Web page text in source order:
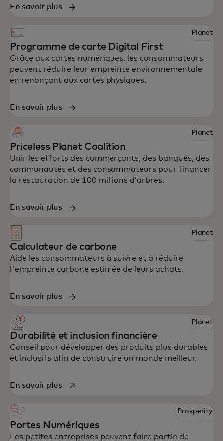
Découvrez certaines des solutions
innovantes de Mastercard pour aider votre
entreprise à générer un impact.
En savoir plus
Planet
Programme de carte Digital First
Grâce aux cartes numériques, les consommateurs
peuvent réduire leur empreinte environnementale
en renonçant aux cartes physiques.
En savoir plus
Planet
Priceless Planet Coalition
Unir les efforts des commerçants, des banques, des
communautés et des consommateurs pour financer
la restauration de 100 millions d’arbres.
En savoir plus
Planet
Calculateur de carbone
Aide les consommateurs à suivre et à réduire
l'empreinte carbone estimée de leurs achats.
En savoir plus
Planet
Durabilité et inclusion financière
Conseil pour développer des produits plus durables
et inclusifs afin de construire un monde meilleur.
En savoir pluss’ouvre dans un nouvel onglet
Prosperity
Portes Numériques
Les petites entreprises peuvent faire partie de